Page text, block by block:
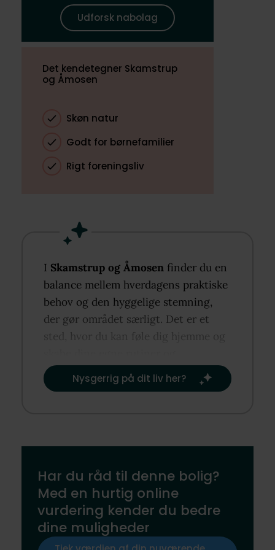
Udforsk nabolag
Det kendetegner Skamstrup
og Åmosen
Skøn natur
Godt for børnefamilier
Rigt foreningsliv
I Skamstrup og Åmosen finder du en
balance mellem hverdagens praktiske
behov og den hyggelige stemning,
der gør området særligt. Det er et
sted, hvor du kan føle dig hjemme og
traditioner.​
Nysgerrig på dit liv her?​
Har du råd til denne bolig?
Med en hurtig online
vurdering kender du bedre
dine muligheder